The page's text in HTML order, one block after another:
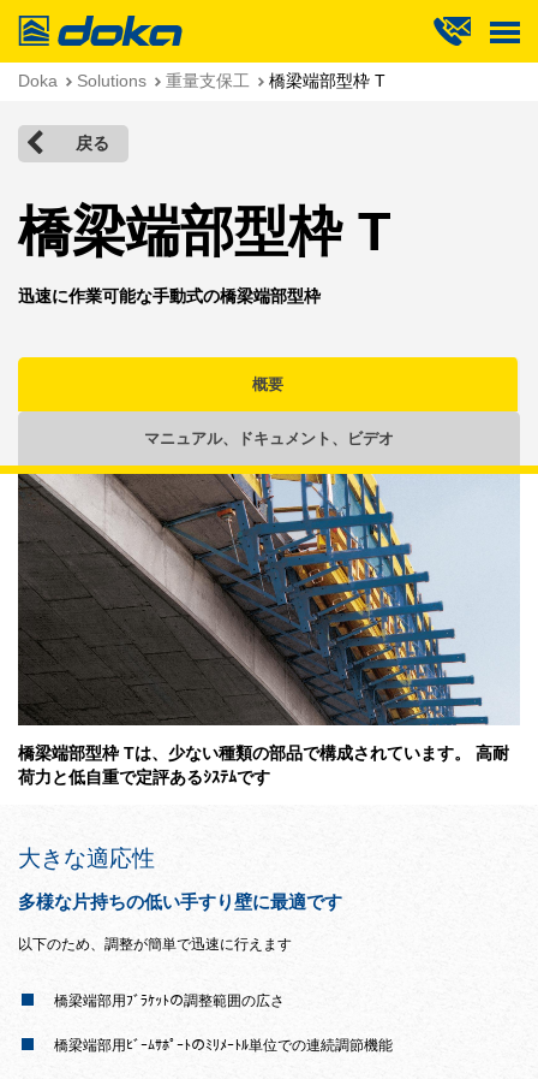
Doka
Doka Solutions 重量支保工 橋梁端部型枠 T
戻る
橋梁端部型枠 T
迅速に作業可能な手動式の橋梁端部型枠
概要
マニュアル、ドキュメント、ビデオ
橋梁端部型枠 Tは、少ない種類の部品で構成されています。 高耐
荷力と低自重で定評あるｼｽﾃﾑです
大きな適応性
多様な片持ちの低い手すり壁に最適です
以下のため、調整が簡単で迅速に行えます
橋梁端部用ﾌﾞﾗｹｯﾄの調整範囲の広さ
橋梁端部用ﾋﾞｰﾑｻﾎﾟｰﾄのﾐﾘﾒｰﾄﾙ単位での連続調節機能